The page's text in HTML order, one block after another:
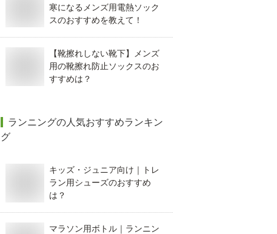
寒になるメンズ用電熱ソック
スのおすすめを教えて！
【靴擦れしない靴下】メンズ
用の靴擦れ防止ソックスのお
すすめは？
ランニングの人気おすすめランキン
グ
キッズ・ジュニア向け｜トレ
ラン用シューズのおすすめ
は？
マラソン用ボトル｜ランニン